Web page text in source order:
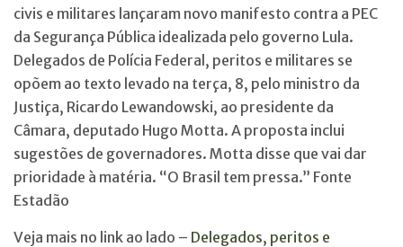
civis e militares lançaram novo manifesto contra a PEC
da Segurança Pública idealizada pelo governo Lula.
Delegados de Polícia Federal, peritos e militares se
opõem ao texto levado na terça, 8, pelo ministro da
Justiça, Ricardo Lewandowski, ao presidente da
Câmara, deputado Hugo Motta. A proposta inclui
sugestões de governadores. Motta disse que vai dar
prioridade à matéria. “O Brasil tem pressa.” Fonte
Estadão
Veja mais no link ao lado – Delegados, peritos e